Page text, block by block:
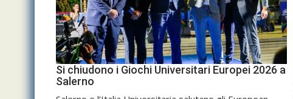
Si chiudono i Giochi Universitari Europei 2026 a
Salerno